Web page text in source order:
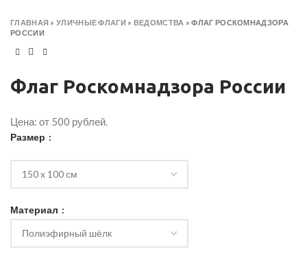
ГЛАВНАЯ »УЛИЧНЫЕ ФЛАГИ » ВЕДОМСТВА »ФЛАГ РОСКОМНАДЗОРА
РОССИИ
Флаг Роскомнадзора России
Цена: от 500 рублей.
Размер
Материал